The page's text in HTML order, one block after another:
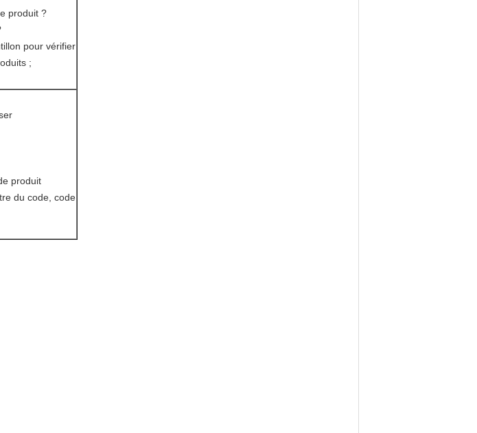
produit ?
pour vérifier
;
produit
du code, code